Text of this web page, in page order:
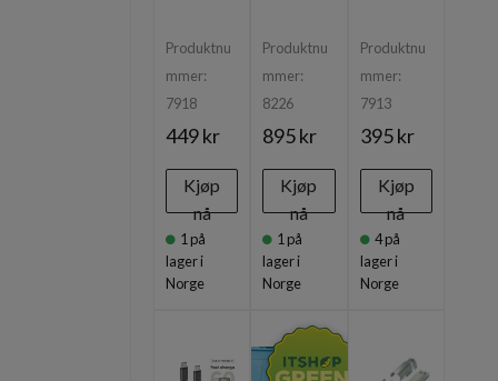
Produktnu
mmer:
7918
449 kr
Kjøp
nå
1 på
lager i
Norge
Produktnu
mmer:
8226
895 kr
Kjøp
nå
1 på
lager i
Norge
Produktnu
mmer:
7913
395 kr
Kjøp
nå
4 på
lager i
Norge